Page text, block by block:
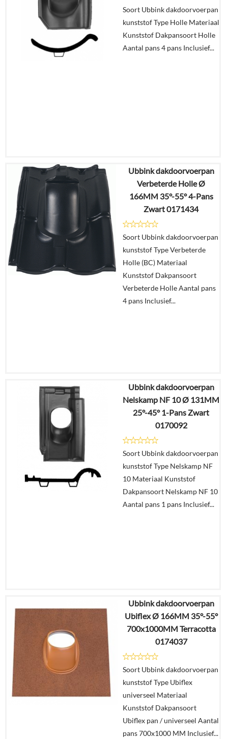
winkelmand
Soort Ubbink dakdoorvoerpan
kunststof Type Holle Materiaal
Kunststof Dakpansoort Holle
Aantal pans 4 pans Inclusief...
€59,41
€49,91
In
winkelmand
Ubbink dakdoorvoerpan
Verbeterde Holle Ø
166MM 35°-55° 4-Pans
Zwart 0171434
Soort Ubbink dakdoorvoerpan
kunststof Type Verbeterde
Holle (BC) Materiaal
Kunststof Dakpansoort
Verbeterde Holle Aantal pans
4 pans Inclusief...
€69,39
€58,29
In
winkelmand
Ubbink dakdoorvoerpan
Nelskamp NF 10 Ø 131MM
25°-45° 1-Pans Zwart
0170092
Soort Ubbink dakdoorvoerpan
kunststof Type Nelskamp NF
10 Materiaal Kunststof
Dakpansoort Nelskamp NF 10
Aantal pans 1 pans Inclusief...
€44,83
€35,01
In
winkelmand
Ubbink dakdoorvoerpan
Ubiflex Ø 166MM 35°-55°
700x1000MM Terracotta
0174037
Soort Ubbink dakdoorvoerpan
kunststof Type Ubiflex
universeel Materiaal
Kunststof Dakpansoort
Ubiflex pan / universeel Aantal
pans 700x1000 MM Inclusief...